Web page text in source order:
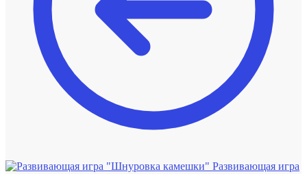
Развивающая игра